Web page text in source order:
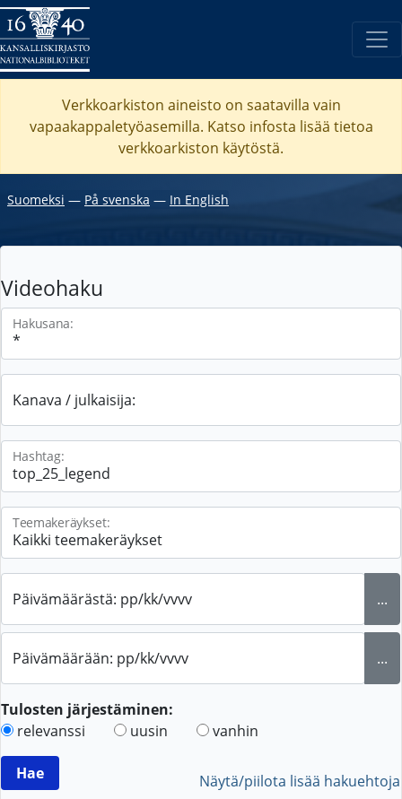
Verkkoarkiston aineisto on saatavilla vain
vapaakappaletyöasemilla. Katso infosta lisää tietoa
verkkoarkiston käytöstä.
Suomeksi ― På svenska ― In English
Videohaku
Hakusana:
Kanava / julkaisija:
Hashtag:
Teemakeräykset:
Päivämäärästä: pp/kk/vvvv ...
Päivämäärään: pp/kk/vvvv ...
Tulosten järjestäminen:
relevanssi
uusin vanhin
Näytä/piilota lisää hakuehtoja